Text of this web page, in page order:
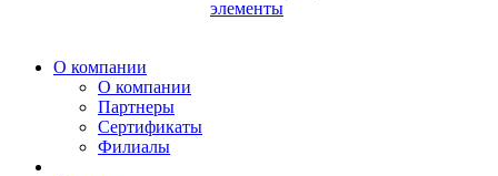
элементы
О компании
О компании
Партнеры
Сертификаты
Филиалы